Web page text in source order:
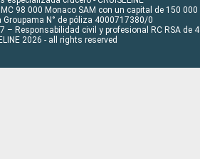
98 000 Monaco SAM con un capital de 150 000
Groupama N° de póliza 4000717380/0
– Responsabilidad civil y profesional RC RSA de
2026 - all rights reserved